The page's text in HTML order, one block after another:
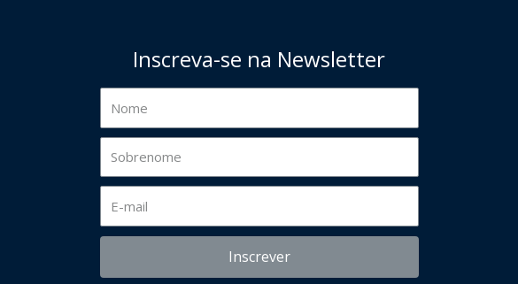
Inscreva-se na Newsletter
Inscrever